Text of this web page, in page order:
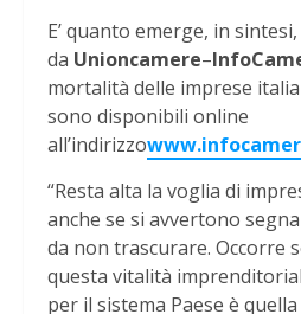
E’ quanto emerge, in
da Unioncamere–
mortalità delle imprese
sono disponibili online
all’indirizzo
“Resta alta la voglia di
anche se si avvertono
da non trascurare. Occorre
questa vitalità
per il sistema Paese è